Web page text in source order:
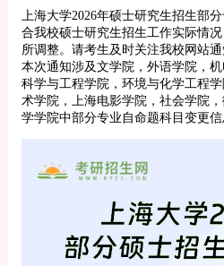
上海大学2026年硕士研究生招生部
合我校硕士研究生招生工作实际情
所调整。请考生及时关注我校网站通
本次通知涉及文学院，外语学院，
科学与工程学院，环境与化学工程
术学院，上海电影学院，社会学院
学学院中部分专业自命题科目变更信